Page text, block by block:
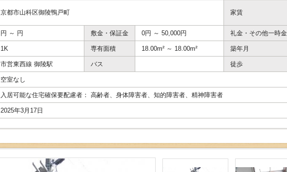
京都市山科区御陵鴨戸町 家賃
円 ～ 円 敷金・保証金 0円 ～ 50,000円 礼金・その他一時金
1K 専有面積 18.00m² ～ 18.00m² 築年月
市営東西線 御陵駅 バス 徒歩
空室なし
入居可能な住宅確保要配慮者： 高齢者、身体障害者、知的障害者、精神障害者
2025年3月17日